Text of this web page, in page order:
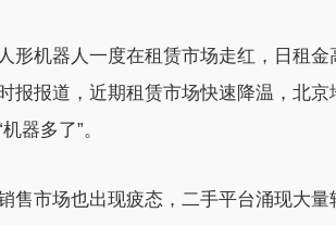
形机器人一度在租赁市场走红，日租
报报道，近期租赁市场快速降温，北
器多了”。
售市场也出现疲态，二手平台涌现大